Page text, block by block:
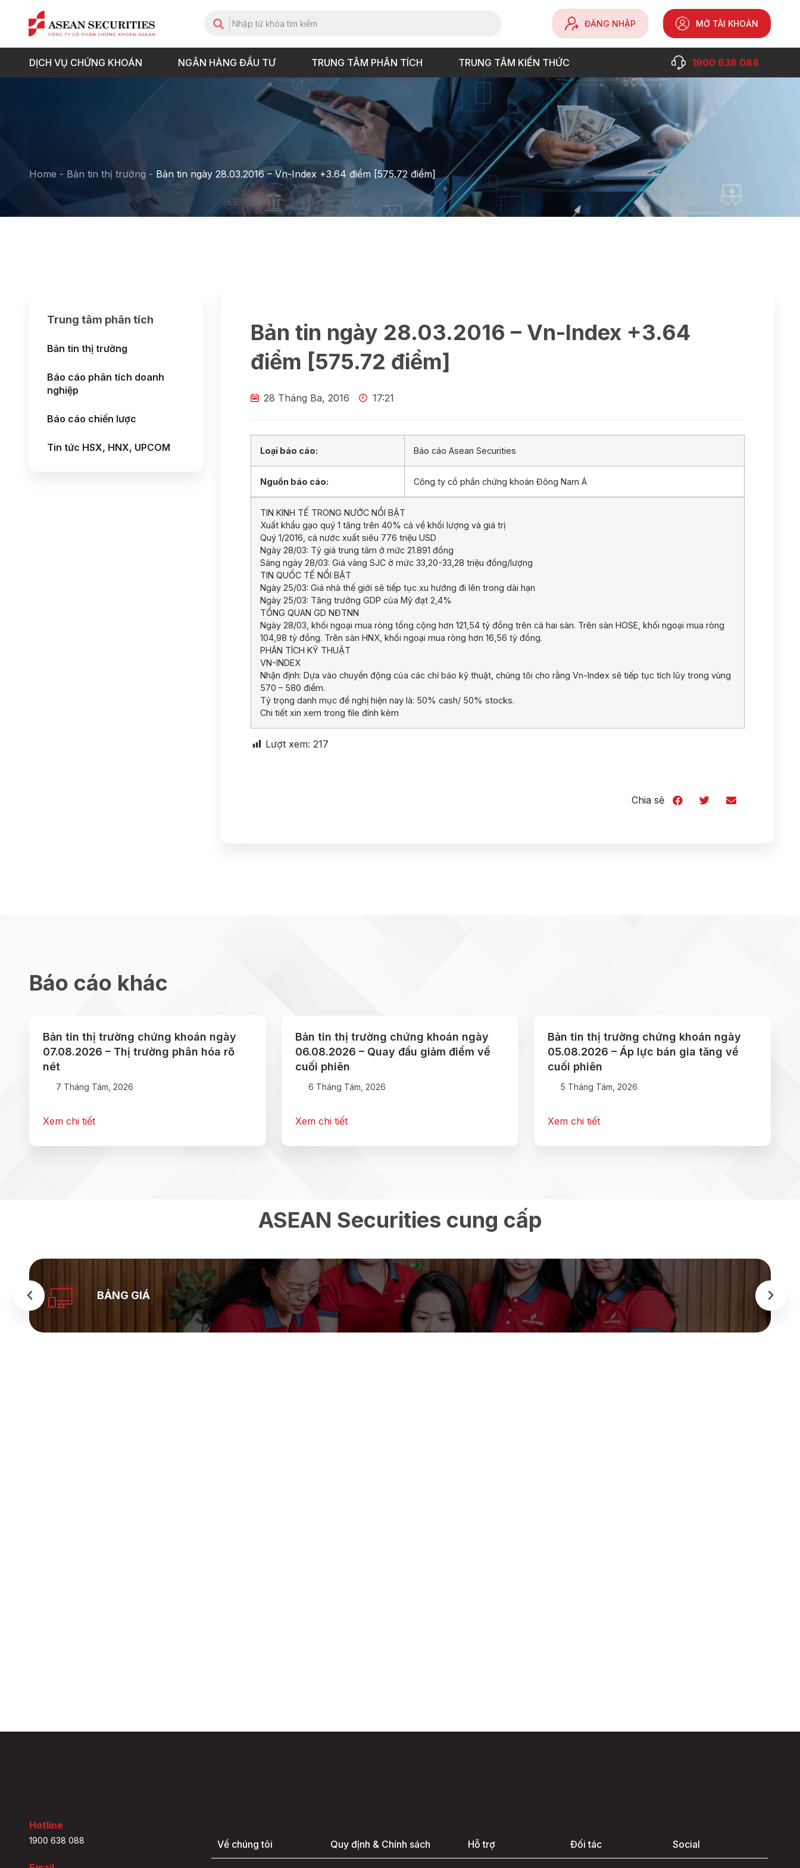
ĐĂNG NHẬP MỞ TÀI KHOẢN
DỊCH VỤ CHỨNG KHOÁN NGÂN HÀNG ĐẦU TƯ TRUNG TÂM PHÂN TÍCH TRUNG TÂM KIẾN THỨC 1900 638 088
Home - Bản tin thị trường - Bản tin ngày 28.03.2016 – Vn-Index +3.64 điểm [575.72 điểm]
Trung tâm phân tích
Bản tin thị trường
Báo cáo phân tích doanh
nghiệp
Báo cáo chiến lược
Tin tức HSX, HNX, UPCOM
Bản tin ngày 28.03.2016 – Vn-Index +3.64
điểm [575.72 điểm]
28 Tháng Ba, 2016 17:21
Loại báo cáo: Báo cáo Asean Securities
Nguồn báo cáo: Công ty cổ phần chứng khoán Đông Nam Á
TIN KINH TẾ TRONG NƯỚC NỔI BẬT
Xuất khẩu gạo quý 1 tăng trên 40% cả về khối lượng và giá trị
Quý 1/2016, cả nước xuất siêu 776 triệu USD
Ngày 28/03: Tỷ giá trung tâm ở mức 21.891 đồng
Sáng ngày 28/03: Giá vàng SJC ở mức 33,20-33,28 triệu đồng/lượng
TIN QUỐC TẾ NỔI BẬT
Ngày 25/03: Giá nhà thế giới sẽ tiếp tục xu hướng đi lên trong dài hạn
Ngày 25/03: Tăng trưởng GDP của Mỹ đạt 2,4%
TỔNG QUAN GD NĐTNN
Ngày 28/03, khối ngoại mua ròng tổng cộng hơn 121,54 tỷ đồng trên cả hai sàn. Trên sàn HOSE, khối ngoại mua ròng
104,98 tỷ đồng. Trên sàn HNX, khối ngoại mua ròng hơn 16,56 tỷ đồng.
PHÂN TÍCH KỸ THUẬT
VN-INDEX
Nhận định: Dựa vào chuyển động của các chỉ báo kỹ thuật, chúng tôi cho rằng Vn-Index sẽ tiếp tục tích lũy trong vùng
570 – 580 điểm.
Tỷ trọng danh mục đề nghị hiện nay là: 50% cash/ 50% stocks.
Chi tiết xin xem trong file đính kèm
Lượt xem: 217
Chia sẻ
Báo cáo khác
Bản tin thị trường chứng khoán ngày
07.08.2026 – Thị trường phân hóa rõ
nét
7 Tháng Tám, 2026
Xem chi tiết
Bản tin thị trường chứng khoán ngày
06.08.2026 – Quay đầu giảm điểm về
cuối phiên
6 Tháng Tám, 2026
Xem chi tiết
Bản tin thị trường chứng khoán ngày
05.08.2026 – Áp lực bán gia tăng về
cuối phiên
5 Tháng Tám, 2026
Xem chi tiết
ASEAN Securities cung cấp
BẢNG GIÁ
Hotline
1900 638 088 Về chúng tôi Quy định & Chính sách Hỗ trợ Đối tác Social